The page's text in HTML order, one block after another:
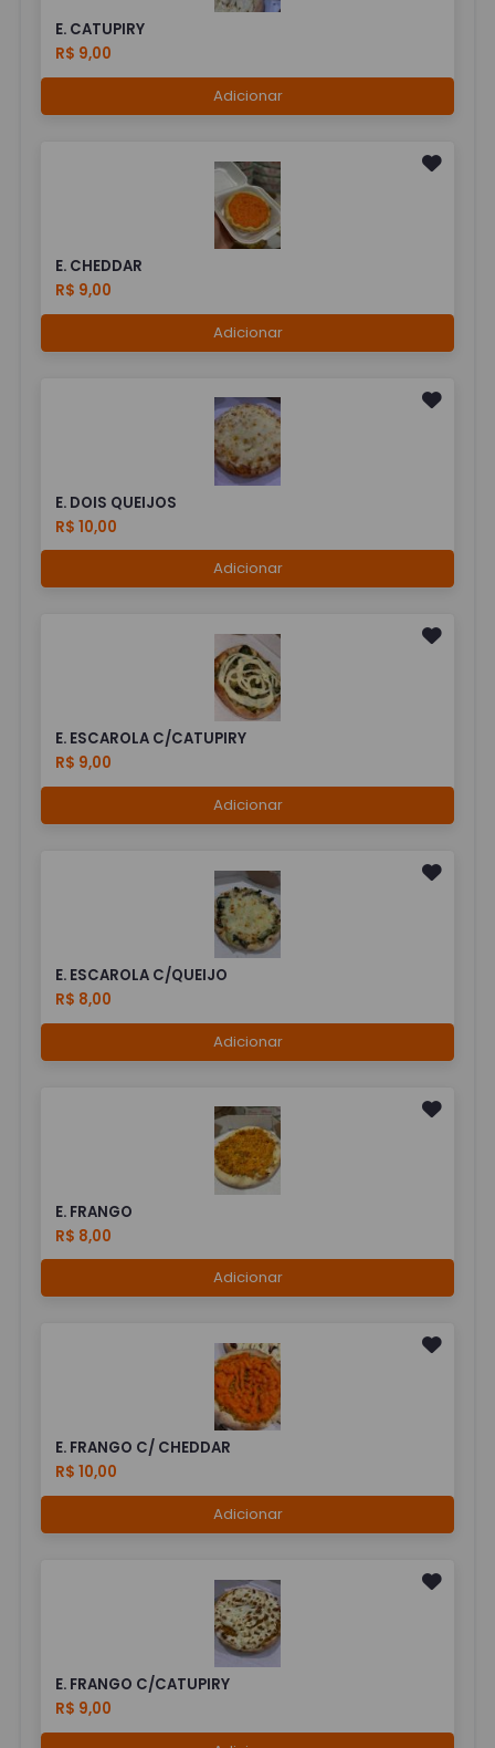
E. CATUPIRY
R$ 9,00
Adicionar
E. CHEDDAR
R$ 9,00
Adicionar
E. DOIS QUEIJOS
R$ 10,00
Adicionar
E. ESCAROLA C/CATUPIRY
R$ 9,00
Adicionar
E. ESCAROLA C/QUEIJO
R$ 8,00
Adicionar
E. FRANGO
R$ 8,00
Adicionar
E. FRANGO C/ CHEDDAR
R$ 10,00
Adicionar
E. FRANGO C/CATUPIRY
R$ 9,00